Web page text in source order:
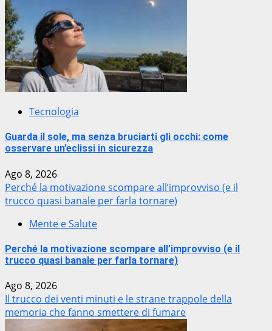
Tecnologia
Guarda il sole, ma senza bruciarti gli occhi: come
osservare un’eclissi in sicurezza
Ago 8, 2026
Perché la motivazione scompare all’improvviso (e il
trucco quasi banale per farla tornare)
Mente e Salute
Perché la motivazione scompare all’improvviso (e il
trucco quasi banale per farla tornare)
Ago 8, 2026
Il trucco dei venti minuti e le strane trappole della
memoria che fanno smettere di fumare